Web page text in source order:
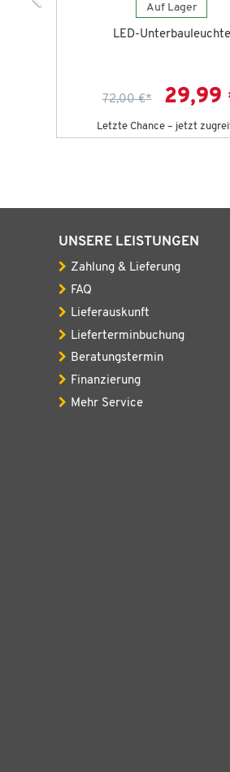
Auf Lager
LED-Unterbauleuchte
72,00 €* 29,99
Letzte Chance – jetzt
UNSERE LEISTUNGEN
Zahlung & Lieferung
FAQ
Lieferauskunft
Lieferterminbuchung
Beratungstermin
Finanzierung
Mehr Service